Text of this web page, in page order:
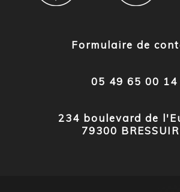
Formulaire de
05 49 65 00 14
234 boulevard de
79300